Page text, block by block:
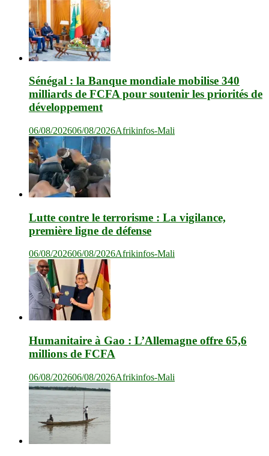
Sénégal : la Banque mondiale mobilise 340
milliards de FCFA pour soutenir les priorités de
développement
06/08/202606/08/2026Afrikinfos-Mali
Lutte contre le terrorisme : La vigilance,
première ligne de défense
06/08/202606/08/2026Afrikinfos-Mali
Humanitaire à Gao : L’Allemagne offre 65,6
millions de FCFA
06/08/202606/08/2026Afrikinfos-Mali